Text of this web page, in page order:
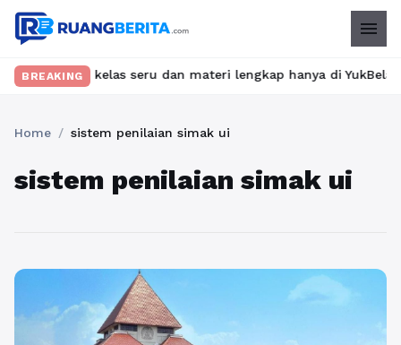
menu
BREAKINGkelas seru dan materi lengkap hanya di
Home / sistem penilaian simak ui
sistem penilaian simak ui